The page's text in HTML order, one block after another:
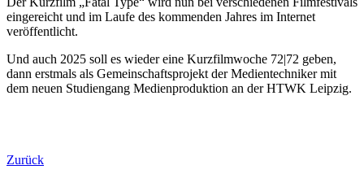
eingereicht und im Laufe des kommenden Jahres im Internet
veröffentlicht.
Und auch 2025 soll es wieder eine Kurzfilmwoche 72|72 geben,
dann erstmals als Gemeinschaftsprojekt der Medientechniker mit
dem neuen Studiengang Medienproduktion an der HTWK Leipzig.
Zurück